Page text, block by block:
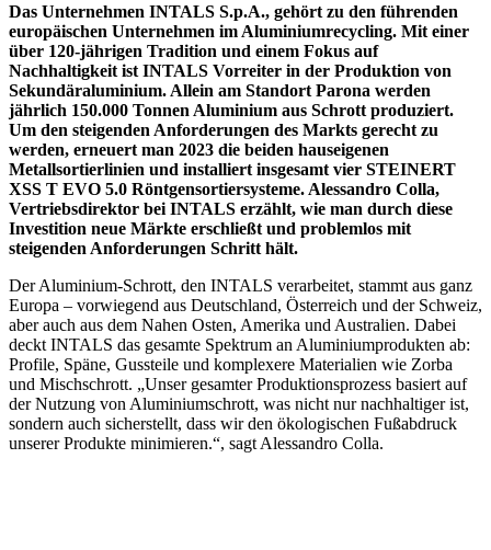
Das Unternehmen INTALS S.p.A., gehört zu den führenden
europäischen Unternehmen im Aluminiumrecycling. Mit einer
über 120-jährigen Tradition und einem Fokus auf
Nachhaltigkeit ist INTALS Vorreiter in der Produktion von
Sekundäraluminium. Allein am Standort Parona werden
jährlich 150.000 Tonnen Aluminium aus Schrott produziert.
Um den steigenden Anforderungen des Markts gerecht zu
werden, erneuert man 2023 die beiden hauseigenen
Metallsortierlinien und installiert insgesamt vier STEINERT
XSS T EVO 5.0 Röntgensortiersysteme. Alessandro Colla,
Vertriebsdirektor bei INTALS erzählt, wie man durch diese
Investition neue Märkte erschließt und problemlos mit
steigenden Anforderungen Schritt hält.
Der Aluminium-Schrott, den INTALS verarbeitet, stammt aus ganz
Europa – vorwiegend aus Deutschland, Österreich und der Schweiz,
aber auch aus dem Nahen Osten, Amerika und Australien. Dabei
deckt INTALS das gesamte Spektrum an Aluminiumprodukten ab:
Profile, Späne, Gussteile und komplexere Materialien wie Zorba
und Mischschrott. „Unser gesamter Produktionsprozess basiert auf
der Nutzung von Aluminiumschrott, was nicht nur nachhaltiger ist,
sondern auch sicherstellt, dass wir den ökologischen Fußabdruck
unserer Produkte minimieren.“, sagt Alessandro Colla.